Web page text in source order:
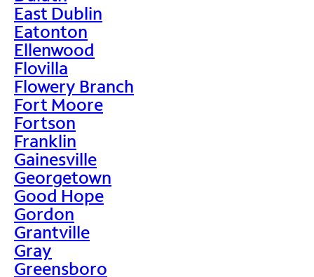
East Dublin
Eatonton
Ellenwood
Flovilla
Flowery Branch
Fort Moore
Fortson
Franklin
Gainesville
Georgetown
Good Hope
Gordon
Grantville
Gray
Greensboro